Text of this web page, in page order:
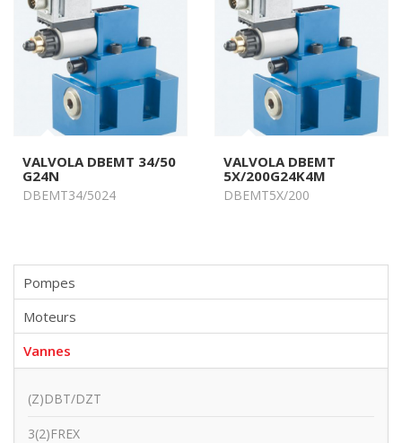
VALVOLA DBEMT 34/50
G24N
DBEMT34/5024
VALVOLA DBEMT
5X/200G24K4M
DBEMT5X/200
Pompes
Moteurs
Vannes
(Z)DBT/DZT
3(2)FREX